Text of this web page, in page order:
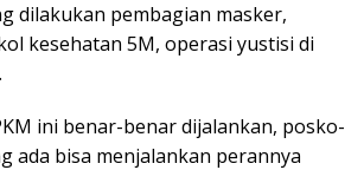
dilakukan pembagian masker,
kesehatan 5M, operasi yustisi di
ini benar-benar dijalankan, posko-
ada bisa menjalankan perannya